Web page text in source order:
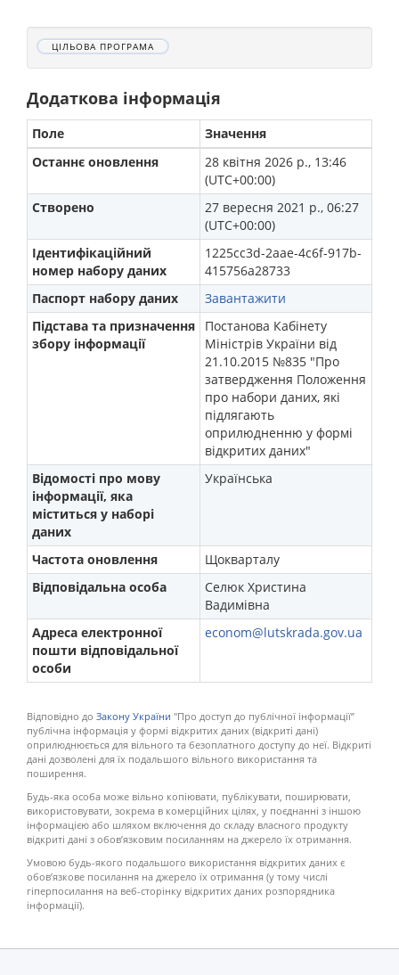
ЦІЛЬОВА ПРОГРАМА
Додаткова інформація
Поле
Значення
Останнє оновлення
28 квітня 2026 р., 13:46
(UTC+00:00)
Створено
27 вересня 2021 р., 06:27
(UTC+00:00)
Ідентифікаційний
номер набору даних
1225cc3d-2aae-4c6f-917b-
415756a28733
Паспорт набору даних
Завантажити
Підстава та призначення
збору інформації
Постанова Кабінету
Міністрів України від
21.10.2015 №835 "Про
затвердження Положення
про набори даних, які
підлягають
оприлюдненню у формі
відкритих даних"
Відомості про мову
інформації, яка
міститься у наборі
даних
Українська
Частота оновлення
Щокварталу
Відповідальна особа
Селюк Христина
Вадимівна
Адреса електронної
пошти відповідальної
особи
econom@lutskrada.gov.ua
Відповідно до Закону України "Про доступ до публічної інформації”
публічна інформація у формі відкритих даних (відкриті дані)
оприлюднюється для вільного та безоплатного доступу до неї. Відкриті
дані дозволені для їх подальшого вільного використання та
поширення.
Будь-яка особа може вільно копіювати, публікувати, поширювати,
використовувати, зокрема в комерційних цілях, у поєднанні з іншою
інформацією або шляхом включення до складу власного продукту
відкриті дані з обов’язковим посиланням на джерело їх отримання.
Умовою будь-якого подальшого використання відкритих даних є
обов’язкове посилання на джерело їх отримання (у тому числі
гіперпосилання на веб-сторінку відкритих даних розпорядника
інформації).